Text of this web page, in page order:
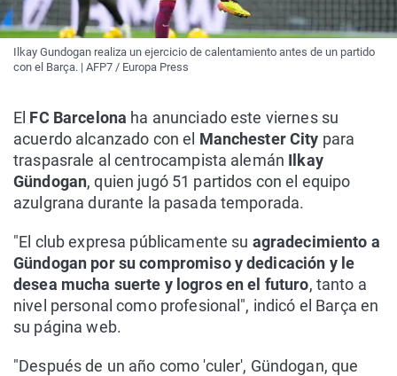
Ilkay Gundogan realiza un ejercicio de calentamiento antes de un partido
con el Barça. | AFP7 / Europa Press
El FC Barcelona ha anunciado este viernes su
acuerdo alcanzado con el Manchester City para
traspasrale al centrocampista alemán Ilkay
Gündogan, quien jugó 51 partidos con el equipo
azulgrana durante la pasada temporada.
"El club expresa públicamente su agradecimiento a
Gündogan por su compromiso y dedicación y le
desea mucha suerte y logros en el futuro, tanto a
nivel personal como profesional", indicó el Barça en
su página web.
"Después de un año como 'culer', Gündogan, que